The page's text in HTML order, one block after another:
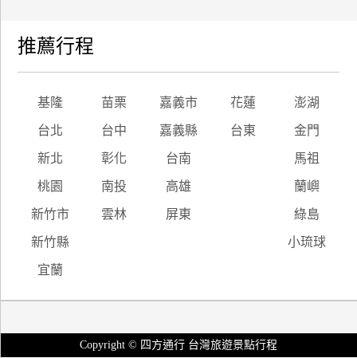
推薦行程
基隆 苗栗 嘉義市 花蓮 澎湖
台北 台中 嘉義縣 台東 金門
新北 彰化 台南 馬祖
桃園 南投 高雄 蘭嶼
新竹市 雲林 屏東 綠島
新竹縣 小琉球
宜蘭
Copyright © 四方通行 台灣旅遊景點行程